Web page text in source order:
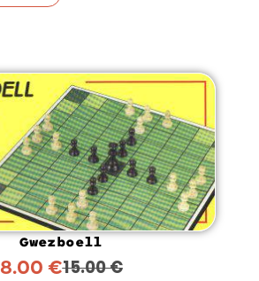
Gwezboell
15.00€
8.00 €